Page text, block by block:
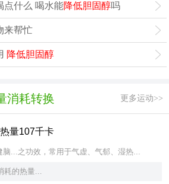
点什么 喝水能降低胆固醇吗
来帮忙
降低胆固醇
消耗转换 更多运动>>
量107千卡
脑...之功效，常用于气虚、气郁、湿热...
耗的热量...